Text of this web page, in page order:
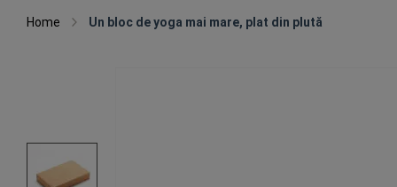
Home Un bloc de yoga mai mare, plat din plută
of
the